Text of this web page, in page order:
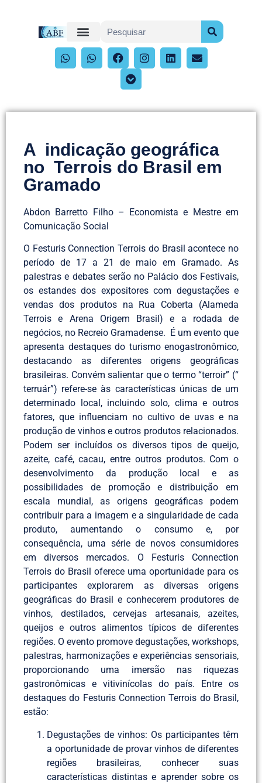
A indicação geográfica
no Terrois do Brasil em
Gramado
Abdon Barretto Filho – Economista e Mestre em
Comunicação Social
O Festuris Connection Terrois do Brasil acontece no
período de 17 a 21 de maio em Gramado. As
palestras e debates serão no Palácio dos Festivais,
os estandes dos expositores com degustações e
vendas dos produtos na Rua Coberta (Alameda
Terrois e Arena Origem Brasil) e a rodada de
negócios, no Recreio Gramadense. É um evento que
apresenta destaques do turismo enogastronômico,
destacando as diferentes origens geográficas
brasileiras. Convém salientar que o termo “terroir” (“
terruár”) refere-se às características únicas de um
determinado local, incluindo solo, clima e outros
fatores, que influenciam no cultivo de uvas e na
produção de vinhos e outros produtos relacionados.
Podem ser incluídos os diversos tipos de queijo,
azeite, café, cacau, entre outros produtos. Com o
desenvolvimento da produção local e as
possibilidades de promoção e distribuição em
escala mundial, as origens geográficas podem
contribuir para a imagem e a singularidade de cada
produto, aumentando o consumo e, por
consequência, uma série de novos consumidores
em diversos mercados. O Festuris Connection
Terrois do Brasil oferece uma oportunidade para os
participantes explorarem as diversas origens
geográficas do Brasil e conhecerem produtores de
vinhos, destilados, cervejas artesanais, azeites,
queijos e outros alimentos típicos de diferentes
regiões. O evento promove degustações, workshops,
palestras, harmonizações e experiências sensoriais,
proporcionando uma imersão nas riquezas
gastronômicas e vitivinícolas do país. Entre os
destaques do Festuris Connection Terrois do Brasil,
estão:
Degustações de vinhos: Os participantes têm
a oportunidade de provar vinhos de diferentes
regiões brasileiras, conhecer suas
características distintas e aprender sobre os